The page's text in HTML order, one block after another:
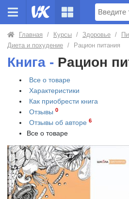
Поиск
Главная / Курсы / Здоровье /
Диета и похудение / Рацион питания
Книга - Рацион
Все о товаре
Характеристики
Как приобрести книга
Отзывы 0
Отзывы об авторе 6
Все о товаре